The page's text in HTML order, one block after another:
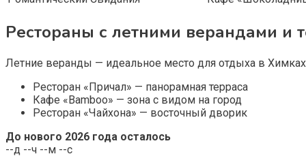
Рестораны с летними верандами и
Летние веранды — идеальное место для отдыха в
Ресторан «Причал» — панорамная терраса
Кафе «Bamboo» — зона с видом на город
Ресторан «Чайхона» — восточный дворик
До нового 2026 года осталось
--д --ч --м --с